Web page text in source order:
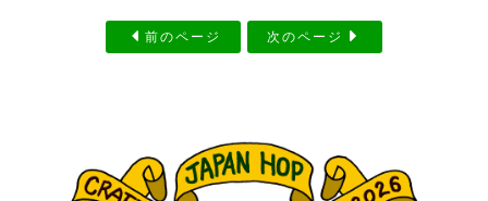
前のページ 次のページ